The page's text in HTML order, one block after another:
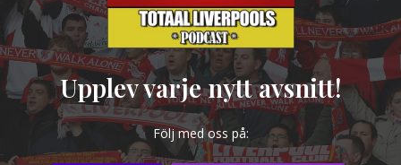
Upplev varje nytt avsnitt!
Följ med oss på: